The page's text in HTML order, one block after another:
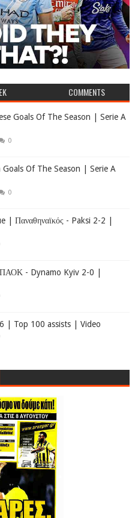
COMMENTS
Goals Of The Season | Serie A
0
Of The Season | Serie A
0
| Παναθηναϊκός - Paksi 2-2 |
- Dynamo Kyiv 2-0 |
| Top 100 assists | Video